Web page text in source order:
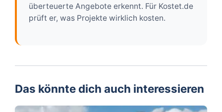
überteuerte Angebote erkennt. Für Kostet.de
prüft er, was Projekte wirklich kosten.
Das könnte dich auch interessieren